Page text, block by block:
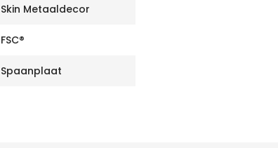
Skin Metaaldecor
FSC®
Spaanplaat